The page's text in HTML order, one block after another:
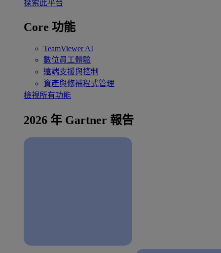
探索此平台
Core 功能
TeamViewer AI
數位員工體驗
遠端支援與控制
資產與修補程式管理
檢視所有功能
2026 年 Gartner 報告